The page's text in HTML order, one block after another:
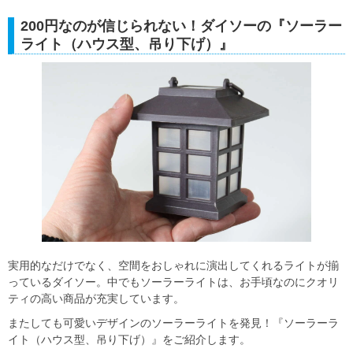
200円なのが信じられない！ダイソーの『ソーラー
ライト（ハウス型、吊り下げ）』
実用的なだけでなく、空間をおしゃれに演出してくれるライトが揃
っているダイソー。中でもソーラーライトは、お手頃なのにクオリ
ティの高い商品が充実しています。
またしても可愛いデザインのソーラーライトを発見！『ソーラーラ
イト（ハウス型、吊り下げ）』をご紹介します。